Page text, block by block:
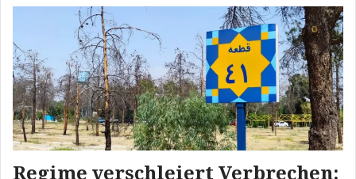
Regime verschleiert Verbrechen: